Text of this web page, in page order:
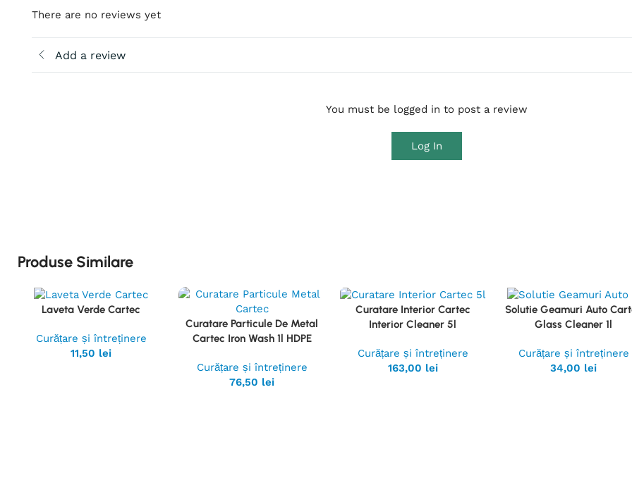
There are no reviews yet
Add a review
You must be logged in to post a review
Log In
Produse Similare
Vezi
Laveta Verde Cartec
Curățare și întreținere
11,50 lei
Vezi
Produsul
Curatare Particule De Metal
Cartec Iron Wash 1l HDPE
Curățare și întreținere
76,50 lei
Vezi
Produsul
Curatare Interior Cartec
Interior Cleaner 5l
Curățare și întreținere
163,00 lei
Vezi
Produsul
Solutie Geamuri Auto
Glass Cleaner 1l
Curățare și întreținere
34,00 lei